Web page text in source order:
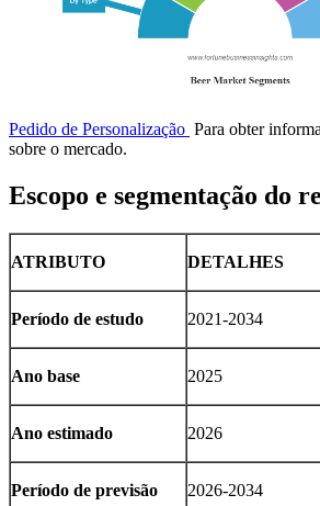
Pedido de Personalização Para obter
sobre o mercado.
Escopo e segmentação do
ATRIBUTO DETALHES
Período de estudo 2021-2034
Ano base 2025
Ano estimado 2026
Período de previsão 2026-2034